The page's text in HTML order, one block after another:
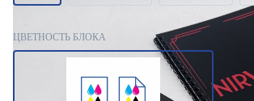
ЦВЕТНОСТЬ БЛОКА